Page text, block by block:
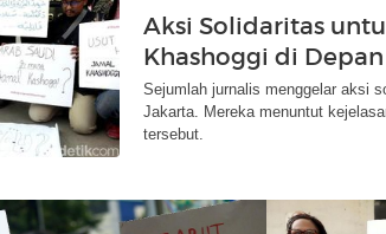
Aksi Solidaritas
Khashoggi di
Sejumlah jurnalis menggelar aksi
Jakarta. Mereka menuntut
tersebut.